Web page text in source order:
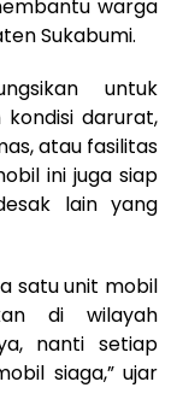
warga
Sukabumi.
untuk
darurat,
atau fasilitas
ini juga siap
lain yang
satu unit mobil
di wilayah
nanti setiap
siaga,” ujar